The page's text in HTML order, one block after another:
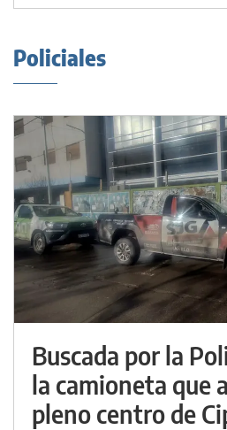
Policiales
Buscada por la
la camioneta que
pleno centro de